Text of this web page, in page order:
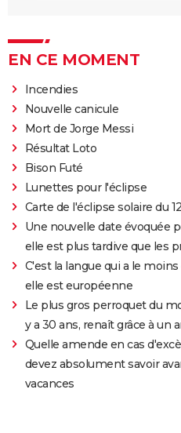
EN CE MOMENT
Incendies
Nouvelle canicule
Mort de Jorge Messi
Résultat Loto
Bison Futé
Lunettes pour l'éclipse
Carte de l'éclipse solaire du
Une nouvelle date évoquée
elle est plus tardive que les
C'est la langue qui a le
elle est européenne
Le plus gros perroquet du
y a 30 ans, renaît grâce à un
Quelle amende en cas
devez absolument savoir
vacances